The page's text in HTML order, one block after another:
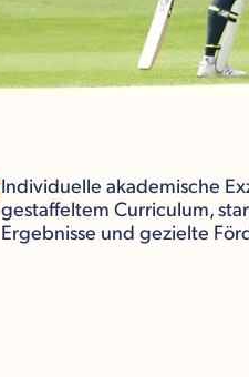
Individuelle akademische
gestaffeltem Curriculum,
Ergebnisse und gezielte